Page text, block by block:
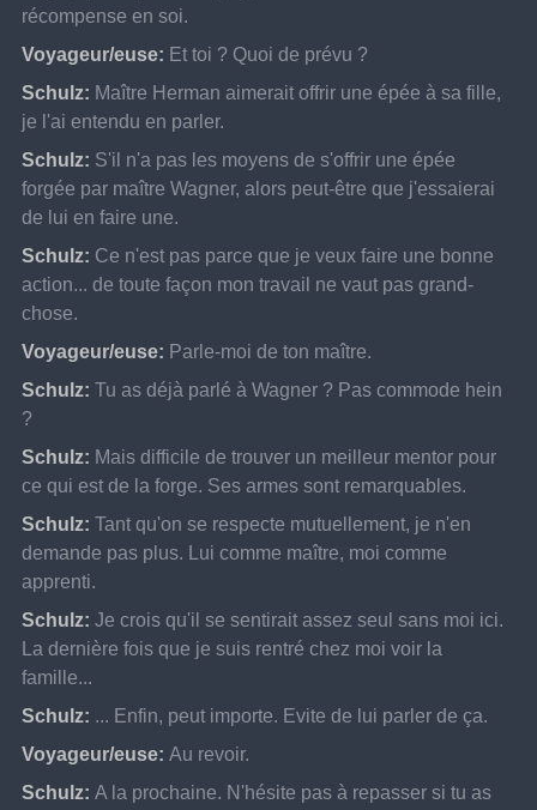
récompense en soi.
Voyageur/euse: Et toi ? Quoi de prévu ?
Schulz: Maître Herman aimerait offrir une épée à sa fille,
je l'ai entendu en parler.
Schulz: S'il n'a pas les moyens de s'offrir une épée
forgée par maître Wagner, alors peut-être que j'essaierai
de lui en faire une.
Schulz: Ce n'est pas parce que je veux faire une bonne
action... de toute façon mon travail ne vaut pas grand-
chose.
Voyageur/euse: Parle-moi de ton maître.
Schulz:
Tu as déjà parlé à Wagner ? Pas commode hein
?
Schulz: Mais difficile de trouver un meilleur mentor pour
ce qui est de la forge. Ses armes sont remarquables.
Schulz:
Tant qu'on se respecte mutuellement, je n'en
demande pas plus. Lui comme maître, moi comme
apprenti.
Schulz: Je crois qu'il se sentirait assez seul sans moi ici.
La dernière fois que je suis rentré chez moi voir la
famille...
Schulz: ... Enfin, peut importe. Evite de lui parler de ça.
Voyageur/euse: Au revoir.
Schulz: A la prochaine. N'hésite pas à repasser si tu as